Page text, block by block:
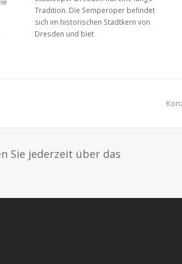
Tradition. Die Semperoper befindet
sich im historischen Stadtkern von
Dresden und biet
Sie jederzeit über das